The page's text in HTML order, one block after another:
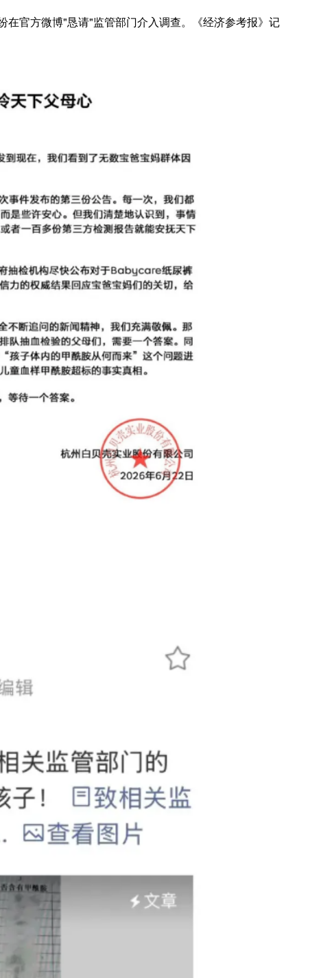
官方微博"恳请"监管部门介入调查。《经济参考报》记